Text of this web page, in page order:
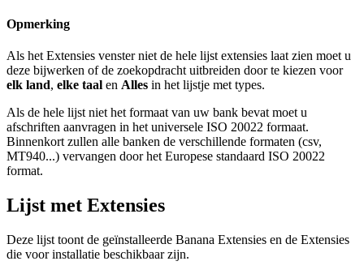
Opmerking
Als het Extensies venster niet de hele lijst extensies laat zien moet u
deze bijwerken of de zoekopdracht uitbreiden door te kiezen voor
elk land, elke taal en Alles in het lijstje met types.
Als de hele lijst niet het formaat van uw bank bevat moet u
afschriften aanvragen in het universele ISO 20022 formaat.
Binnenkort zullen alle banken de verschillende formaten (csv,
MT940...) vervangen door het Europese standaard ISO 20022
format.
Lijst met Extensies
Deze lijst toont de geïnstalleerde Banana Extensies en de Extensies
die voor installatie beschikbaar zijn.